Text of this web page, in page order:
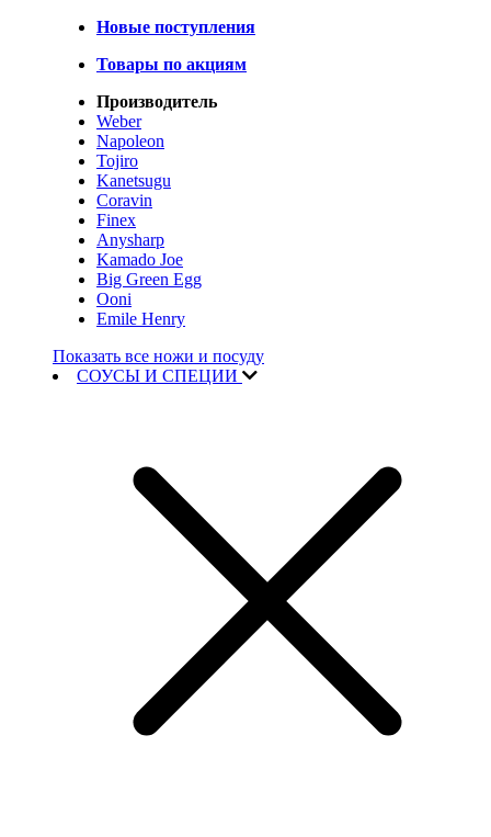
Новые поступления
Товары по акциям
Производитель
Weber
Napoleon
Tojiro
Kanetsugu
Coravin
Finex
Anysharp
Kamado Joe
Big Green Egg
Ooni
Emile Henry
Показать все ножи и посуду
СОУСЫ И СПЕЦИИ